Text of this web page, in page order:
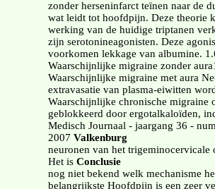
zonder herseninfarct teïnen naar de
wat leidt tot hoofdpijn. Deze theorie
werking van de huidige triptanen
zijn serotonineagonisten. Deze
voorkomen lekkage van albumine.
Waarschijnlijke migraine zonder
Waarschijnlijke migraine met aura
extravasatie van plasma-eiwitten
Waarschijnlijke chronische migraine
geblokkeerd door ergotalkaloïden,
Medisch Journaal - jaargang 36 -
2007 Valkenburg
neuronen van het trigeminocervicale
Het is Conclusie
nog niet bekend welk mechanisme
belangrijkste Hoofdpijn is een zeer